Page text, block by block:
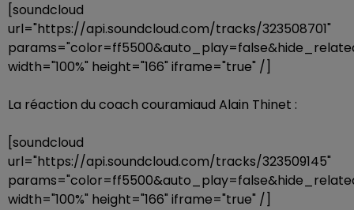
[soundcloud
url="https://api.soundcloud.com/tracks/323508701"
width="100%" height="166" iframe="true" /]
La réaction du coach couramiaud Alain Thinet :
[soundcloud
url="https://api.soundcloud.com/tracks/323509145"
width="100%" height="166" iframe="true" /]